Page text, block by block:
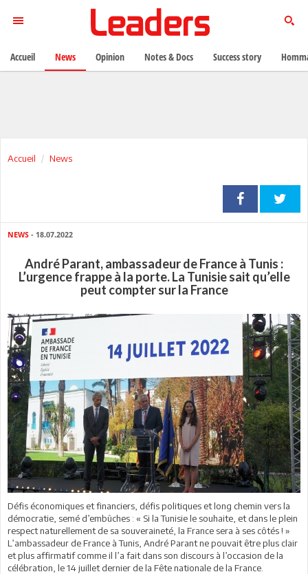
Accueil News
NEWS - 18.07.2022
André Parant, ambassadeur de France à Tunis :
L’urgence frappe à la porte. La Tunisie sait qu’elle
peut compter sur la France
Défis économiques et financiers, défis politiques et long chemin vers la
démocratie, semé d’embûches : « Si la Tunisie le souhaite, et dans le plein
respect naturellement de sa souveraineté, la France sera à ses côtés ! »
L’ambassadeur de France à Tunis, André Parant ne pouvait être plus clair
et plus affirmatif comme il l’a fait dans son discours à l’occasion de la
célébration, le 14 juillet dernier de la Fête nationale de la France.
Accueil News Opinion Notes & Docs Success story